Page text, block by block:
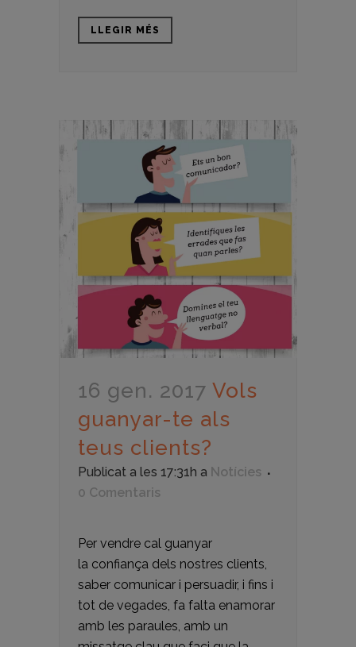
LLEGIR MÉS
16 gen. 2017 Vols
guanyar-te als
teus clients?
Publicat a les 17:31h a Notícies
0 Comentaris
Per vendre cal guanyar
la confiança dels nostres clients,
saber comunicar i persuadir, i fins i
tot de vegades, fa falta enamorar
amb les paraules, amb un